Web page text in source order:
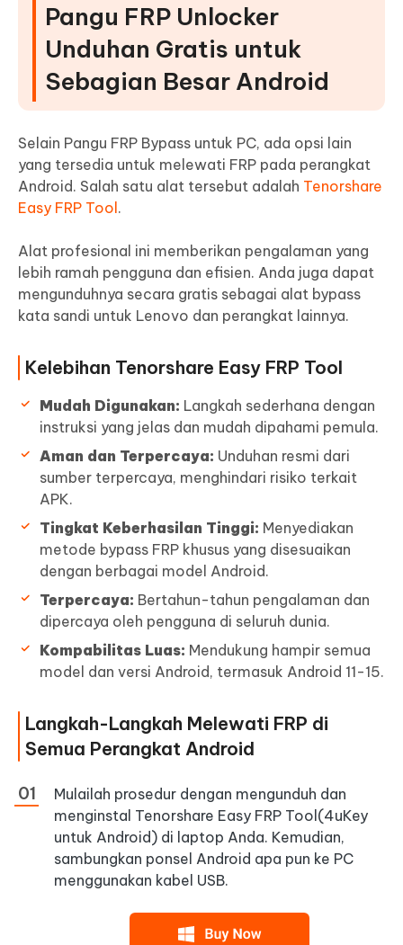
Pangu FRP Unlocker
Unduhan Gratis untuk
Sebagian Besar Android
Selain Pangu FRP Bypass untuk PC, ada opsi lain
yang tersedia untuk melewati FRP pada perangkat
Android. Salah satu alat tersebut adalah Tenorshare
Easy FRP Tool.
Alat profesional ini memberikan pengalaman yang
lebih ramah pengguna dan efisien. Anda juga dapat
mengunduhnya secara gratis sebagai alat bypass
kata sandi untuk Lenovo dan perangkat lainnya.
Kelebihan Tenorshare Easy FRP Tool
Mudah Digunakan: Langkah sederhana dengan
instruksi yang jelas dan mudah dipahami pemula.
Aman dan Terpercaya: Unduhan resmi dari
sumber terpercaya, menghindari risiko terkait
APK.
Tingkat Keberhasilan Tinggi: Menyediakan
metode bypass FRP khusus yang disesuaikan
dengan berbagai model Android.
Terpercaya: Bertahun-tahun pengalaman dan
dipercaya oleh pengguna di seluruh dunia.
Kompabilitas Luas: Mendukung hampir semua
model dan versi Android, termasuk Android 11-15.
Langkah-Langkah Melewati FRP di
Semua Perangkat Android
Mulailah prosedur dengan mengunduh dan
menginstal Tenorshare Easy FRP Tool(4uKey
untuk Android) di laptop Anda. Kemudian,
sambungkan ponsel Android apa pun ke PC
menggunakan kabel USB.